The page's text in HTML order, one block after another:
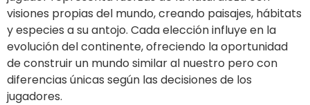
visiones propias del mundo, creando paisajes, hábitats
y especies a su antojo. Cada elección influye en la
evolución del continente, ofreciendo la oportunidad
de construir un mundo similar al nuestro pero con
diferencias únicas según las decisiones de los
jugadores.